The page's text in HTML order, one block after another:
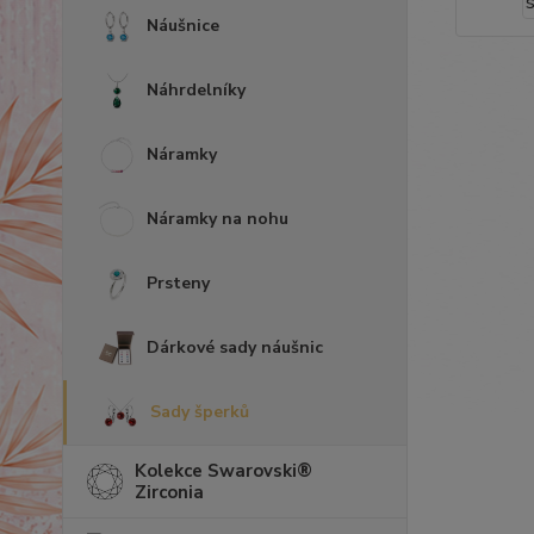
Náušnice
Náhrdelníky
Náramky
Náramky na nohu
Prsteny
Dárkové sady náušnic
Sady šperků
Kolekce Swarovski®
Zirconia